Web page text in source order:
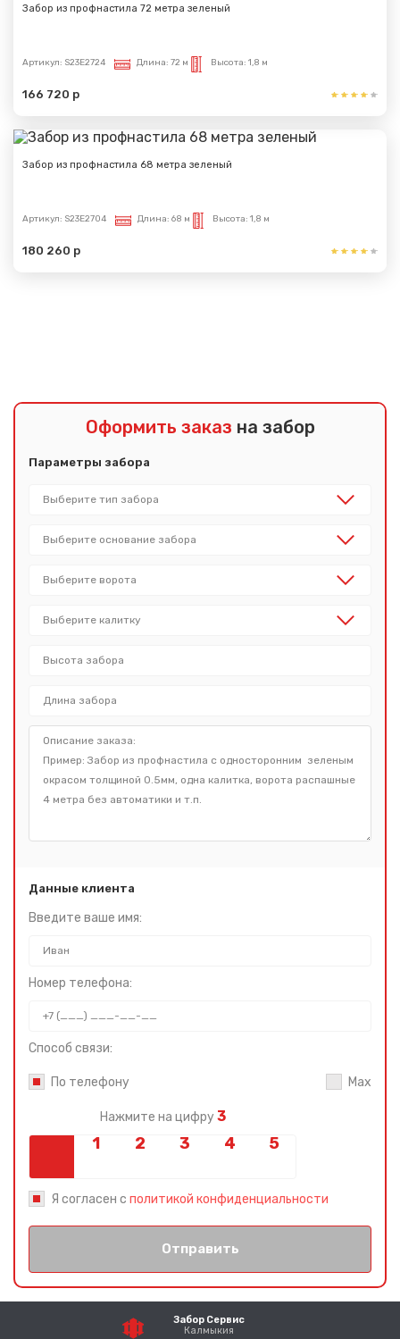
Забор из профнастила 72 метра зеленый
Артикул: S23E2724 Длина: 72 м Высота: 1,8 м
166 720 р
Забор из профнастила 68 метра зеленый
Артикул: S23E2704 Длина: 68 м Высота: 1,8 м
180 260 р
Оформить заказ на забор
Параметры забора
Данные клиента
Введите ваше имя:
Номер телефона:
Способ связи:
По телефону Max
Нажмите на цифру 3
Я согласен с политикой конфиденциальности
Отправить
Забор Сервис
Калмыкия